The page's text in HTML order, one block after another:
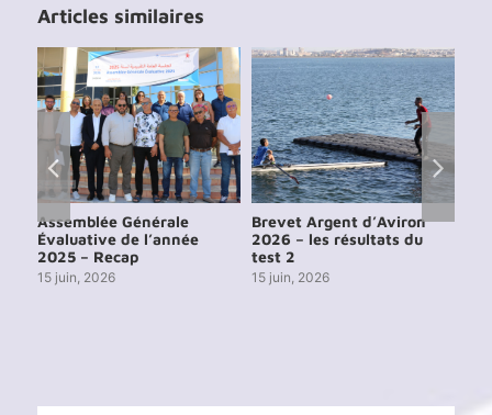
Articles similaires
Assemblée Générale
Évaluative de l’année
2025 – Recap
15 juin, 2026
Brevet Argent d’Aviron
2026 – les résultats du
test 2
15 juin, 2026